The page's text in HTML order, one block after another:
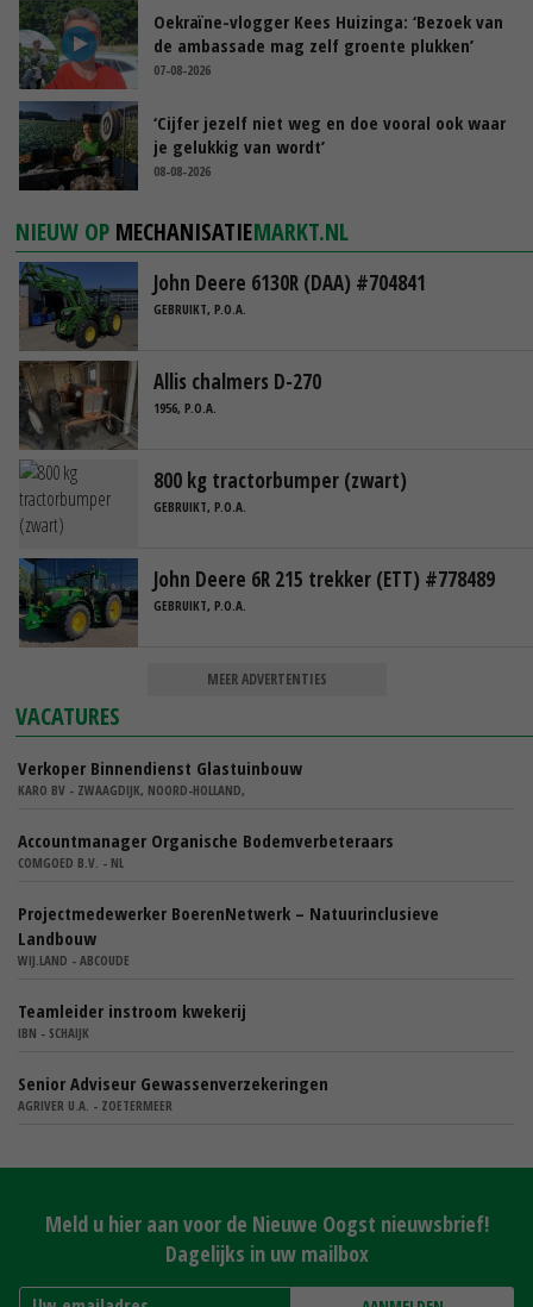
Oekraïne-vlogger Kees Huizinga: ‘Bezoek van
de ambassade mag zelf groente plukken’
07-08-2026
‘Cijfer jezelf niet weg en doe vooral ook waar
je gelukkig van wordt’
08-08-2026
NIEUW OP MECHANISATIEMARKT.NL
John Deere 6130R (DAA) #704841
GEBRUIKT, P.O.A.
Allis chalmers D-270
1956, P.O.A.
800 kg tractorbumper (zwart)
GEBRUIKT, P.O.A.
John Deere 6R 215 trekker (ETT) #778489
GEBRUIKT, P.O.A.
MEER ADVERTENTIES
VACATURES
Verkoper Binnendienst Glastuinbouw
KARO BV - ZWAAGDIJK, NOORD-HOLLAND,
Accountmanager Organische Bodemverbeteraars
COMGOED B.V. - NL
Projectmedewerker BoerenNetwerk – Natuurinclusieve
Landbouw
WIJ.LAND - ABCOUDE
Teamleider instroom kwekerij
IBN - SCHAIJK
Senior Adviseur Gewassenverzekeringen
AGRIVER U.A. - ZOETERMEER
Meld u hier aan voor de Nieuwe Oogst nieuwsbrief!
Dagelijks in uw mailbox